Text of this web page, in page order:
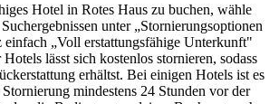
Hotel in Rotes Haus zu buchen, wähle
unter „Stornierungsoptionen
„Voll erstattungsfähige Unterkunft"
lässt sich kostenlos stornieren, sodass
erhältst. Bei einigen Hotels ist es
mindestens 24 Stunden vor der